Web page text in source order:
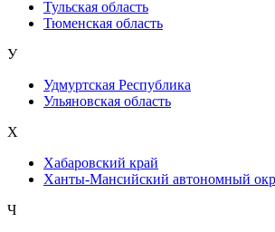
Тульская область
Тюменская область
У
Удмуртская Республика
Ульяновская область
Х
Хабаровский край
Ханты-Мансийский автономный
Ч